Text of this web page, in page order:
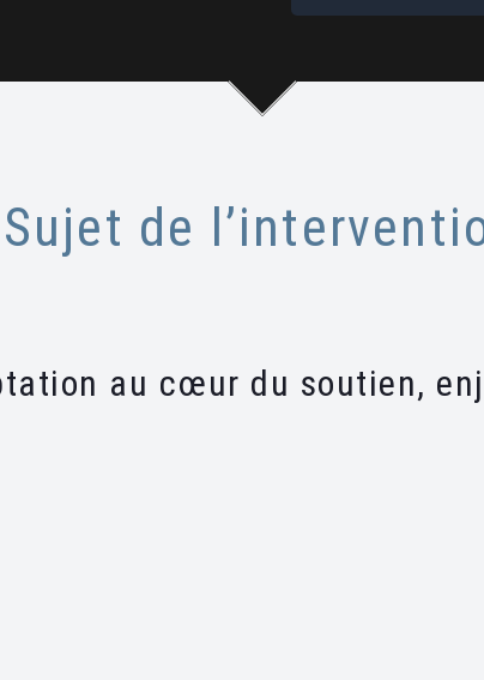
Sujet de
au cœur du soutien,